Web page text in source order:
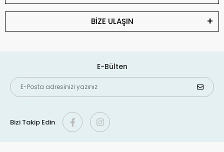
BİZE ULAŞIN
E-Bülten
Bizi Takip Edin